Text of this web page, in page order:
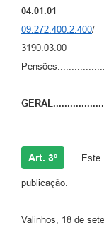
09.272.400.2.400/
Art. 3º Este
publicação.
Valinhos, 18 de